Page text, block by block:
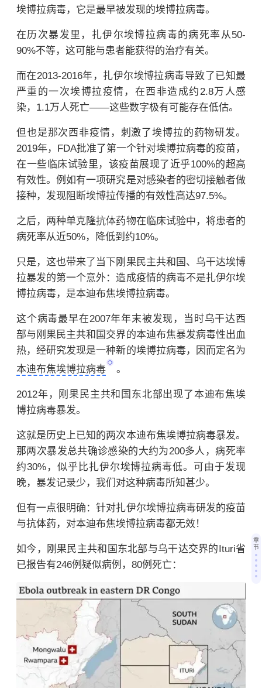
埃博拉病毒，它是最早被发现的埃博拉病毒。
在历次暴发里，扎伊尔埃博拉病毒的病死率从50-
90%不等，这可能与患者能获得的治疗有关。
而在2013-2016年，扎伊尔埃博拉病毒导致了已知最
严重的一次埃博拉疫情，在西非造成约2.8万人感
染，1.1万人死亡——这些数字极有可能存在低估。
但也是那次西非疫情，刺激了埃博拉的药物研发。
2019年，FDA批准了第一个针对埃博拉病毒的疫苗，
在一些临床试验里，该疫苗展现了近乎100%的超高
有效性。例如有一项研究是对感染者的密切接触者做
接种，发现阻断埃博拉传播的有效性高达97.5%。
之后，两种单克隆抗体药物在临床试验中，将患者的
病死率从近50%，降低到约10%。
只是，这也带来了当下刚果民主共和国、乌干达埃博
拉暴发的第一个意外：造成疫情的病毒不是扎伊尔埃
博拉病毒，是本迪布焦埃博拉病毒。
这个病毒最早在2007年年末被发现，当时乌干达西
部与刚果民主共和国交界的本迪布焦暴发病毒性出血
热，经研究发现是一种新的埃博拉病毒，因而定名为
本迪布焦埃博拉病毒
。
2012年，刚果民主共和国东北部出现了本迪布焦埃
博拉病毒暴发。
这就是历史上已知的两次本迪布焦埃博拉病毒暴发。
那两次暴发总共确诊感染的大约为200多人，病死率
约30%，似乎比扎伊尔埃博拉病毒低。可由于发现
晚，暴发记录少，我们对这种病毒所知甚少。
但有一点很明确：针对扎伊尔埃博拉病毒研发的疫苗
与抗体药，对本迪布焦埃博拉病毒都无效！
如今，刚果民主共和国东北部与乌干达交界的Ituri省
已报告有246例疑似病例，80例死亡：
章
节